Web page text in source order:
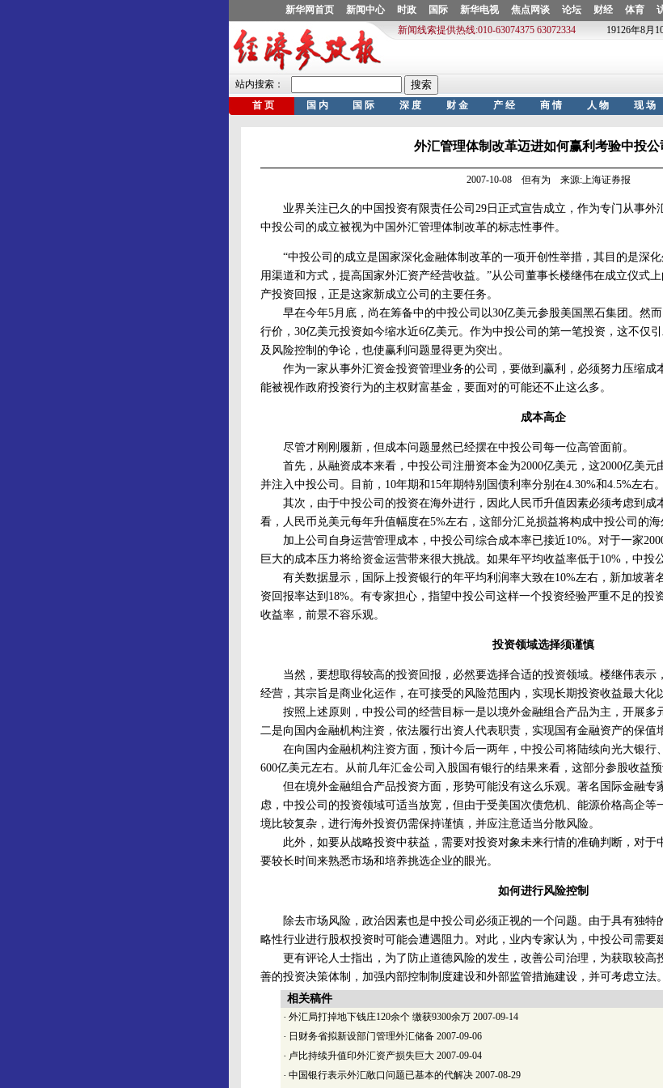
外汇管理体制改革迈进如何赢利考验中投公
2007-10-08 但有为 来源:上海证券报
业界关注已久的中国投资有限责任公司29日正式宣告成立，作为专门从事外
中投公司的成立被视为中国外汇管理体制改革的标志性事件。
“中投公司的成立是国家深化金融体制改革的一项开创性举措，其目的是深化
用渠道和方式，提高国家外汇资产经营收益。”从公司董事长楼继伟在成立仪式
产投资回报，正是这家新成立公司的主要任务。
早在今年5月底，尚在筹备中的中投公司以30亿美元参股美国黑石集团。然而
行价，30亿美元投资如今缩水近6亿美元。作为中投公司的第一笔投资，这不仅
及风险控制的争论，也使赢利问题显得更为突出。
作为一家从事外汇资金投资管理业务的公司，要做到赢利，必须努力压缩成
能被视作政府投资行为的主权财富基金，要面对的可能还不止这么多。
成本高企
尽管才刚刚履新，但成本问题显然已经摆在中投公司每一位高管面前。
首先，从融资成本来看，中投公司注册资本金为2000亿美元，这2000亿美元
并注入中投公司。目前，10年期和15年期特别国债利率分别在4.30%和4.5%左右。
其次，由于中投公司的投资在海外进行，因此人民币升值因素必须考虑到成
看，人民币兑美元每年升值幅度在5%左右，这部分汇兑损益将构成中投公司的海
加上公司自身运营管理成本，中投公司综合成本率已接近10%。对于一家
巨大的成本压力将给资金运营带来很大挑战。如果年平均收益率低于10%，中投
有关数据显示，国际上投资银行的年平均利润率大致在10%左右，新加坡著
资回报率达到18%。有专家担心，指望中投公司这样一个投资经验严重不足的投
收益率，前景不容乐观。
投资领域选择须谨慎
当然，要想取得较高的投资回报，必然要选择合适的投资领域。楼继伟表示
经营，其宗旨是商业化运作，在可接受的风险范围内，实现长期投资收益最大化
按照上述原则，中投公司的经营目标一是以境外金融组合产品为主，开展多
二是向国内金融机构注资，依法履行出资人代表职责，实现国有金融资产的保值
在向国内金融机构注资方面，预计今后一两年，中投公司将陆续向光大银行
600亿美元左右。从前几年汇金公司入股国有银行的结果来看，这部分参股收益预
但在境外金融组合产品投资方面，形势可能没有这么乐观。著名国际金融专
虑，中投公司的投资领域可适当放宽，但由于受美国次债危机、能源价格高企等
境比较复杂，进行海外投资仍需保持谨慎，并应注意适当分散风险。
此外，如要从战略投资中获益，需要对投资对象未来行情的准确判断，对于
要较长时间来熟悉市场和培养挑选企业的眼光。
如何进行风险控制
除去市场风险，政治因素也是中投公司必须正视的一个问题。由于具有独特
略性行业进行股权投资时可能会遭遇阻力。对此，业内专家认为，中投公司需要
更有评论人士指出，为了防止道德风险的发生，改善公司治理，为获取较高
善的投资决策体制，加强内部控制制度建设和外部监管措施建设，并可考虑立法。
相关稿件
· 外汇局打掉地下钱庄120余个 缴获9300余万 2007-09-14
· 日财务省拟新设部门管理外汇储备 2007-09-06
· 卢比持续升值印外汇资产损失巨大 2007-09-04
· 中国银行表示外汇敞口问题已基本的代解决 2007-08-29